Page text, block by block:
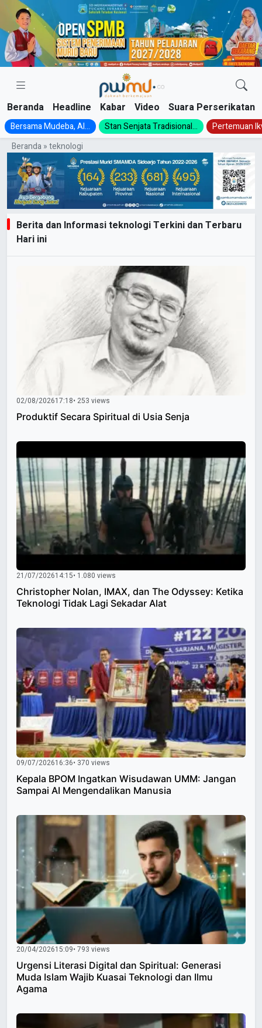
Skip
content
Beranda Headline Kabar Video Suara Perserikatan
Bersama Mudeba, Al... Stan Senjata Tradisional...
Pertemuan
Beranda»teknologi
Berita dan Informasi teknologi Terkini dan Terbaru
Hari ini
02/08/202617:18• 253 views
Produktif Secara Spiritual di Usia Senja
21/07/202614:15• 1.080 views
Christopher Nolan, IMAX, dan The Odyssey: Ketika
Teknologi Tidak Lagi Sekadar Alat
09/07/202616:36• 370 views
Kepala BPOM Ingatkan Wisudawan UMM: Jangan
Sampai AI Mengendalikan Manusia
20/04/202615:09• 793 views
Urgensi Literasi Digital dan Spiritual: Generasi
Muda Islam Wajib Kuasai Teknologi dan Ilmu
Agama